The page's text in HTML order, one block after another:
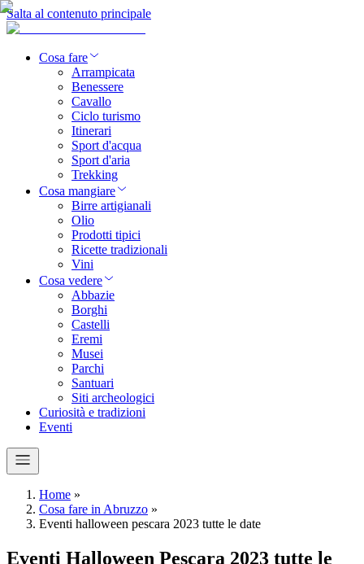
Salta al contenuto principale
Cosa fare
Arrampicata
Benessere
Cavallo
Ciclo turismo
Itinerari
Sport d'acqua
Sport d'aria
Trekking
Cosa mangiare
Birre artigianali
Olio
Prodotti tipici
Ricette tradizionali
Vini
Cosa vedere
Abbazie
Borghi
Castelli
Eremi
Musei
Parchi
Santuari
Siti archeologici
Curiosità e tradizioni
Eventi
Home »
Cosa fare in Abruzzo »
Eventi halloween pescara 2023 tutte le date
Eventi Halloween Pescara 2023 tutte le